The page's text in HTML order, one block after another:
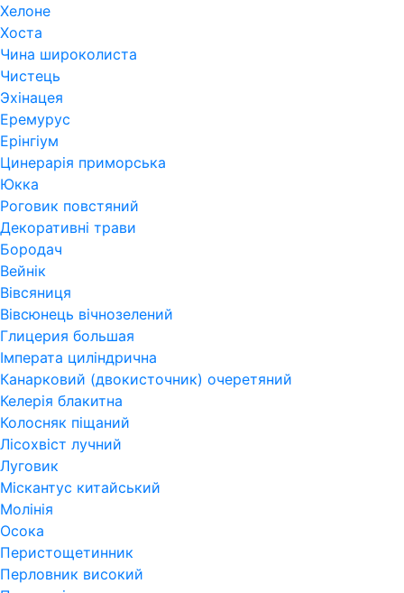
Хелоне
Хоста
Чина широколиста
Чистець
Эхінацея
Еремурус
Ерінгіум
Цинерарія приморська
Юкка
Роговик повстяний
Декоративні трави
Бородач
Вейнік
Вівсяниця
Вівсюнець вічнозелений
Глицерия большая
Імперата циліндрична
Канарковий (двокисточник) очеретяний
Келерія блакитна
Колосняк піщаний
Лісохвіст лучний
Луговик
Міскантус китайський
Молінія
Осока
Перистощетинник
Перловник високий